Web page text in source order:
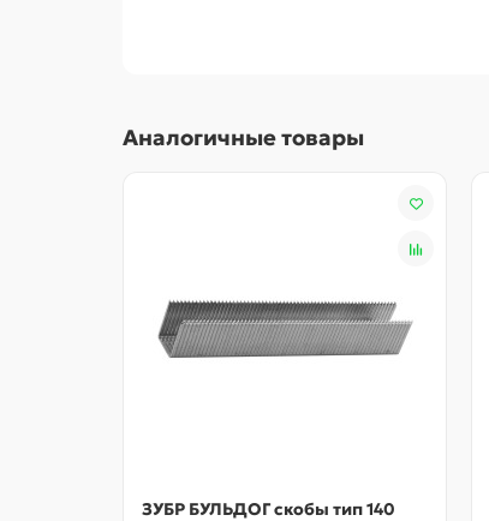
Аналогичные товары
ЗУБР БУЛЬДОГ скобы тип 140